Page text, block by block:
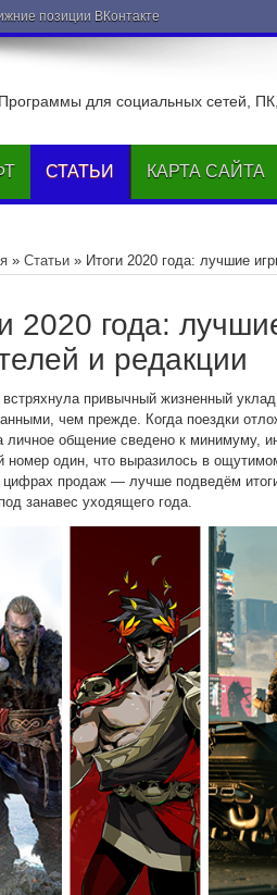
позиции ВКонтакте
Программы для социальных сетей,
СТАТЬИ КАРТА САЙТА
» Статьи » Итоги 2020 года: лучшие
2020 года:
и редакции
привычный жизненный
чем прежде. Когда поездки
личное общение сведено к минимуму,
номер один, что выразилось в
продаж — лучше подведём
занавес уходящего года.